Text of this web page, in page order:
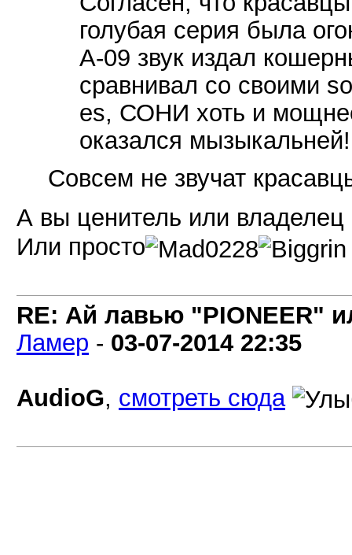
голубая серия была
A-09 звук издал
сравнивал со своими
es, СОНИ хоть и
оказался мызыкальней!
Совсем не звучат
А вы ценитель или владелец
Или просто
RE: Ай лавью "PIONEER"
Ламер - 03-07-2014 22:35
AudioG, смотреть сюда